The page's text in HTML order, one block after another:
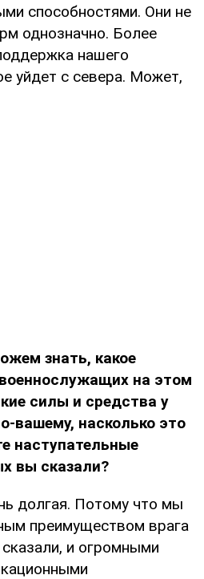
способностями. Они не
однозначно. Более
нашего
уйдет с севера. Может,
знать, какое
на этом
силы и средства у
вашему, насколько это
наступательные
вы сказали?
долгая. Потому что мы
преимуществом врага
и огромными